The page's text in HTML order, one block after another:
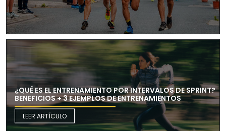
¿QUÉ ES EL ENTRENAMIENTO POR INTERVALOS DE SPRINT?
BENEFICIOS + 3 EJEMPLOS DE ENTRENAMIENTOS
LEER ARTÍCULO